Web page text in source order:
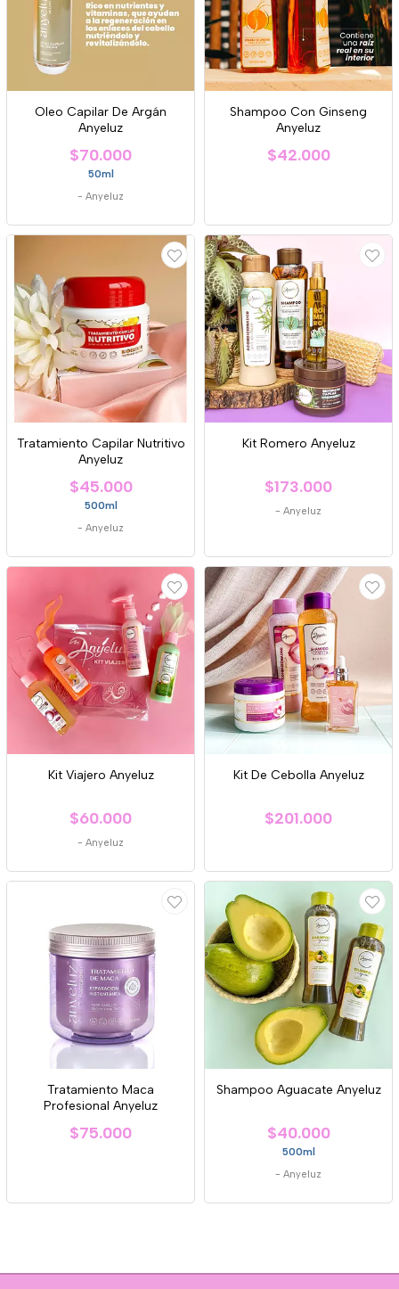
Oleo Capilar De Argán
Anyeluz
$70.000
50ml
- Anyeluz
Shampoo Con Ginseng
Anyeluz
$42.000
Tratamiento Capilar Nutritivo
Anyeluz
$45.000
500ml
- Anyeluz
Kit Romero Anyeluz
$173.000
- Anyeluz
Kit Viajero Anyeluz
$60.000
- Anyeluz
Kit De Cebolla Anyeluz
$201.000
Tratamiento Maca
Profesional Anyeluz
$75.000
Shampoo Aguacate Anyeluz
$40.000
500ml
- Anyeluz